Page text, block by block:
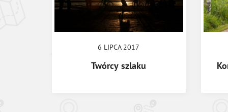
6 LIPCA 2017
Twórcy szlaku